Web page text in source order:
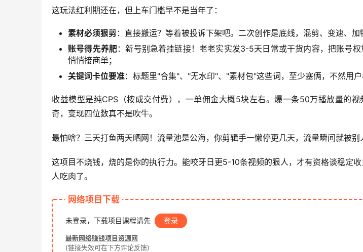
这玩法红利期还在，但上车门槛早不是当年了：
素材必须狠剪 ：直接搬运？等着被投诉下架吧。二次创作是底线，混剪、变速、加
账号得先养肥：新号别急着挂链接！老老实实发3-5天日常或干货内容，把账号
悄悄接商单；
关键词卡位要准：标题里"合集"、"无水印"、"素材包"这些词，至少塞俩，不然用户
收益模型是纯CPS（按成交付费），一单佣金大概5块左右。爆一条50万播放量的
奇，变现四位数真不是吹牛。
最怕啥？三天打鱼两天晒网！流量池是公海，你剪辑手一懒停更几天，流量瞬间就被别
这项目不烧钱，烧的是你的执行力。能咬牙日更5-10条视频的狠人，才有资格谈稳定
人吃肉了。
网络项目下载
未登录，下载项目课程请先 登录
最新网络赚钱项目资源网
(链接失效可在下方评论反馈)